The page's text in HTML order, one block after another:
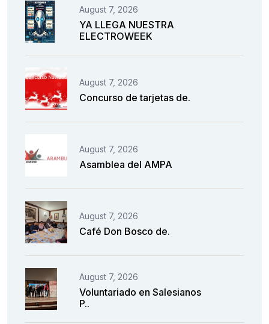
August 7, 2026
YA LLEGA NUESTRA
ELECTROWEEK
August 7, 2026
Concurso de tarjetas de.
August 7, 2026
Asamblea del AMPA
August 7, 2026
Café Don Bosco de.
August 7, 2026
Voluntariado en Salesianos
P..